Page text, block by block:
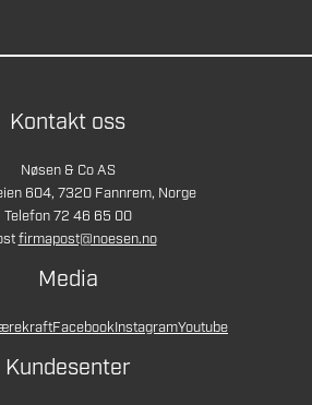
Kontakt oss
Nøsen & Co AS
604, 7320 Fannrem, Norge
Telefon 72 46 65 00
firmapost@noesen.no
Media
FacebookInstagramYoutube
Kundesenter